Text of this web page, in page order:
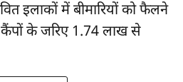
इलाकों में बीमारियों को फैलने
के जरिए 1.74 लाख से